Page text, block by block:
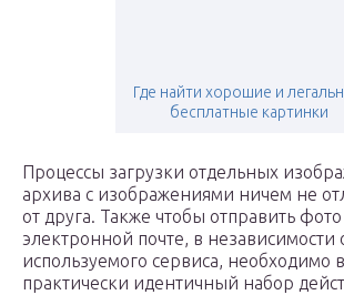
Где найти хорошие и
бесплатные картинки
Процессы загрузки отдельных
архива с изображениями ничем не
от друга. Также чтобы отправить
электронной почте, в независимости
используемого сервиса, необходимо
практически идентичный набор